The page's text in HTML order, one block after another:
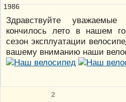
Здравствуйте
кончилось лето в нашем
сезон эксплуатации
вашему вниманию наши
2